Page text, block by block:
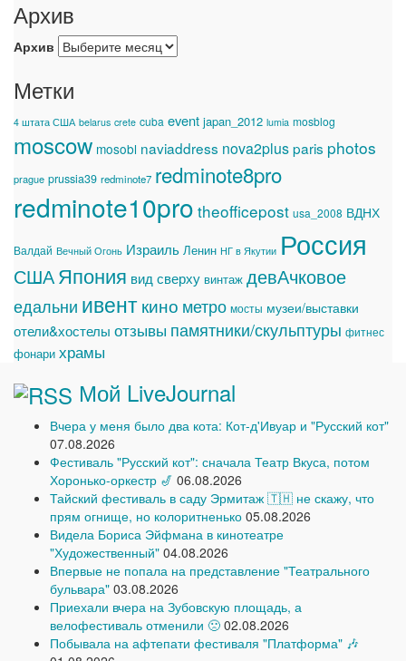
Архив
Архив
Метки
4 штата США belarus crete cuba event japan_2012 lumia mosblog
moscow mosobl naviaddress nova2plusparis photos
prague prussia39 redminote7 redminote8pro
redminote10pro theofficepost usa_2008 ВДНХ
Валдай Вечный Огонь Израиль Ленин НГ в Якутии Россия
СШАЯпония вид сверху винтаж девАчковое
едальни ивенткино метро мосты музеи/выставки
отели&хостелы отзывы памятники/скульптуры фитнес
фонари храмы
Мой LiveJournal
Вчера у меня было два кота: Кот-д'Ивуар и "Русский кот"
07.08.2026
Фестиваль "Русский кот": сначала Театр Вкуса, потом
Хоронько-оркестр 🎷 06.08.2026
Тайский фестиваль в саду Эрмитаж 🇹🇭 не скажу, что
прям огнище, но колоритненько 05.08.2026
Видела Бориса Эйфмана в кинотеатре
"Художественный" 04.08.2026
Впервые не попала на представление "Театрального
бульвара" 03.08.2026
Приехали вчера на Зубовскую площадь, а
велофестиваль отменили 🙁 02.08.2026
Побывала на афтепати фестиваля "Платформа" 🎶